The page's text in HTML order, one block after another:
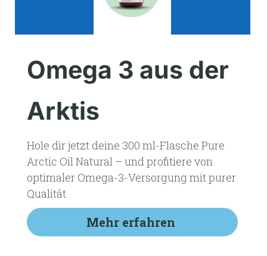
Omega 3 aus der
Arktis
Hole dir jetzt deine 300 ml-Flasche Pure
Arctic Oil Natural – und profitiere von
optimaler Omega-3-Versorgung mit purer
Qualität.
Mehr erfahren